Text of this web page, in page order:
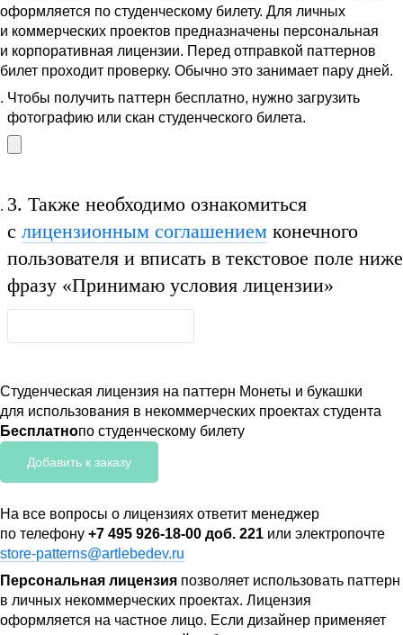
оформляется по студенческому билету. Для личных
и коммерческих проектов предназначены персональная
и корпоративная лицензии. Перед отправкой паттернов
билет проходит проверку. Обычно это занимает пару дней.
Чтобы получить паттерн бесплатно, нужно загрузить
фотографию или скан студенческого билета.
3. Также необходимо ознакомиться
с лицензионным соглашением конечного
пользователя и вписать в текстовое поле ниже
фразу «Принимаю условия лицензии»
Студенческая лицензия на паттерн Монеты и букашки
для использования в некоммерческих проектах студента
Бесплатнопо студенческому билету
Добавить к заказу
На все вопросы о лицензиях ответит менеджер
по телефону +7 495 926-18-00 доб. 221 или электропочте
store-patterns@artlebedev.ru
Персональная лицензия позволяет использовать паттерн
в личных некоммерческих проектах. Лицензия
оформляется на частное лицо. Если дизайнер применяет